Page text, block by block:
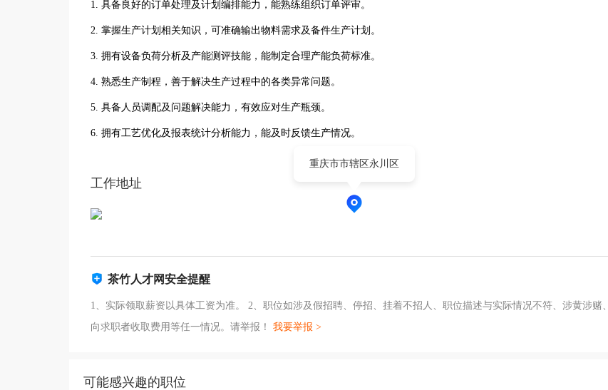
1. 具备良好的订单处理及计划编排能力，能熟练组织订单评审。
2. 掌握生产计划相关知识，可准确输出物料需求及备件生产计划。
3. 拥有设备负荷分析及产能测评技能，能制定合理产能负荷标准。
4. 熟悉生产制程，善于解决生产过程中的各类异常问题。
5. 具备人员调配及问题解决能力，有效应对生产瓶颈。
6. 拥有工艺优化及报表统计分析能力，能及时反馈生产情况。
工作地址
重庆市市辖区永川区
茶竹人才网安全提醒
1、实际领取薪资以具体工资为准。 2、职位如涉及假招聘、停招、挂着不招人、职位描述与实际情况不符、涉黄涉赌、
向求职者收取费用等任一情况。请举报！ 我要举报 >
可能感兴趣的职位